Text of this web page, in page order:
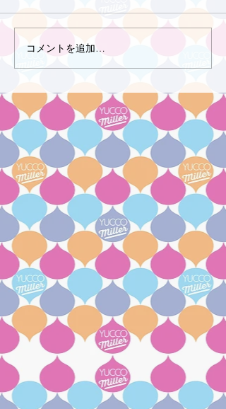
コメントを追加…